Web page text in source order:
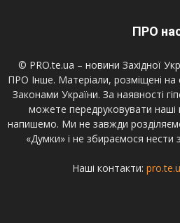
ПРО
© PRO.te.ua – новини Західної
ПРО Інше. Матеріали, розміщені
Законами України. За наявності
можете передруковувати наші
напишемо. Ми не завжди
«Думки» і не збираємося нести
Наші контакти: